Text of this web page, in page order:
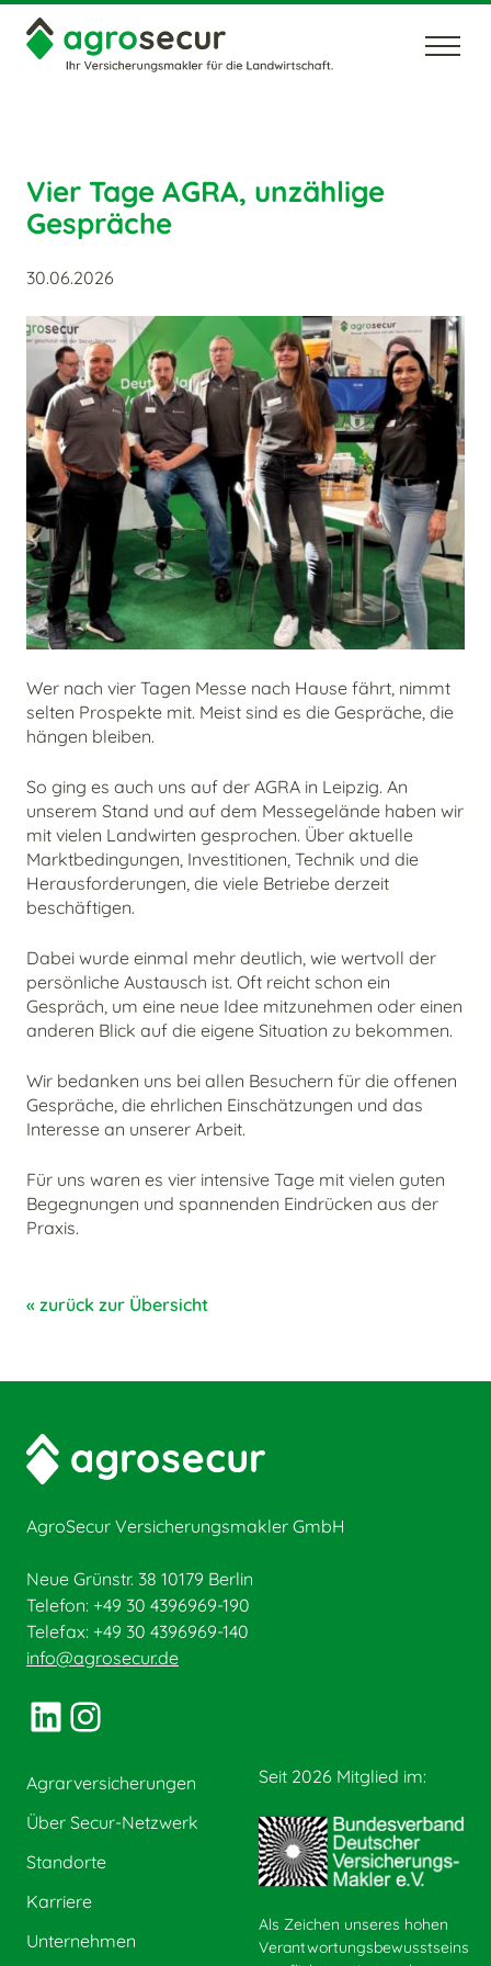
Unternehmen
Vier Tage AGRA, unzählige
Gespräche
30.06.2026
Wer nach vier Tagen Messe nach Hause fährt, nimmt
selten Prospekte mit. Meist sind es die Gespräche, die
hängen bleiben.
So ging es auch uns auf der AGRA in Leipzig. An
unserem Stand und auf dem Messegelände haben wir
mit vielen Landwirten gesprochen. Über aktuelle
Marktbedingungen, Investitionen, Technik und die
Herausforderungen, die viele Betriebe derzeit
beschäftigen.
Dabei wurde einmal mehr deutlich, wie wertvoll der
persönliche Austausch ist. Oft reicht schon ein
Gespräch, um eine neue Idee mitzunehmen oder einen
anderen Blick auf die eigene Situation zu bekommen.
Wir bedanken uns bei allen Besuchern für die offenen
Gespräche, die ehrlichen Einschätzungen und das
Interesse an unserer Arbeit.
Für uns waren es vier intensive Tage mit vielen guten
Begegnungen und spannenden Eindrücken aus der
Praxis.
« zurück zur Übersicht
AgroSecur Versicherungsmakler GmbH
Neue Grünstr. 38 10179 Berlin
Telefon: +49 30 4396969-190
Telefax: +49 30 4396969-140
info@agrosecur.de
LinkedIn
Instagram
Agrarversicherungen
Über Secur-Netzwerk
Standorte
Karriere
Unternehmen
Seit 2026 Mitglied im:
Als Zeichen unseres hohen
Verantwortungsbewusstseins